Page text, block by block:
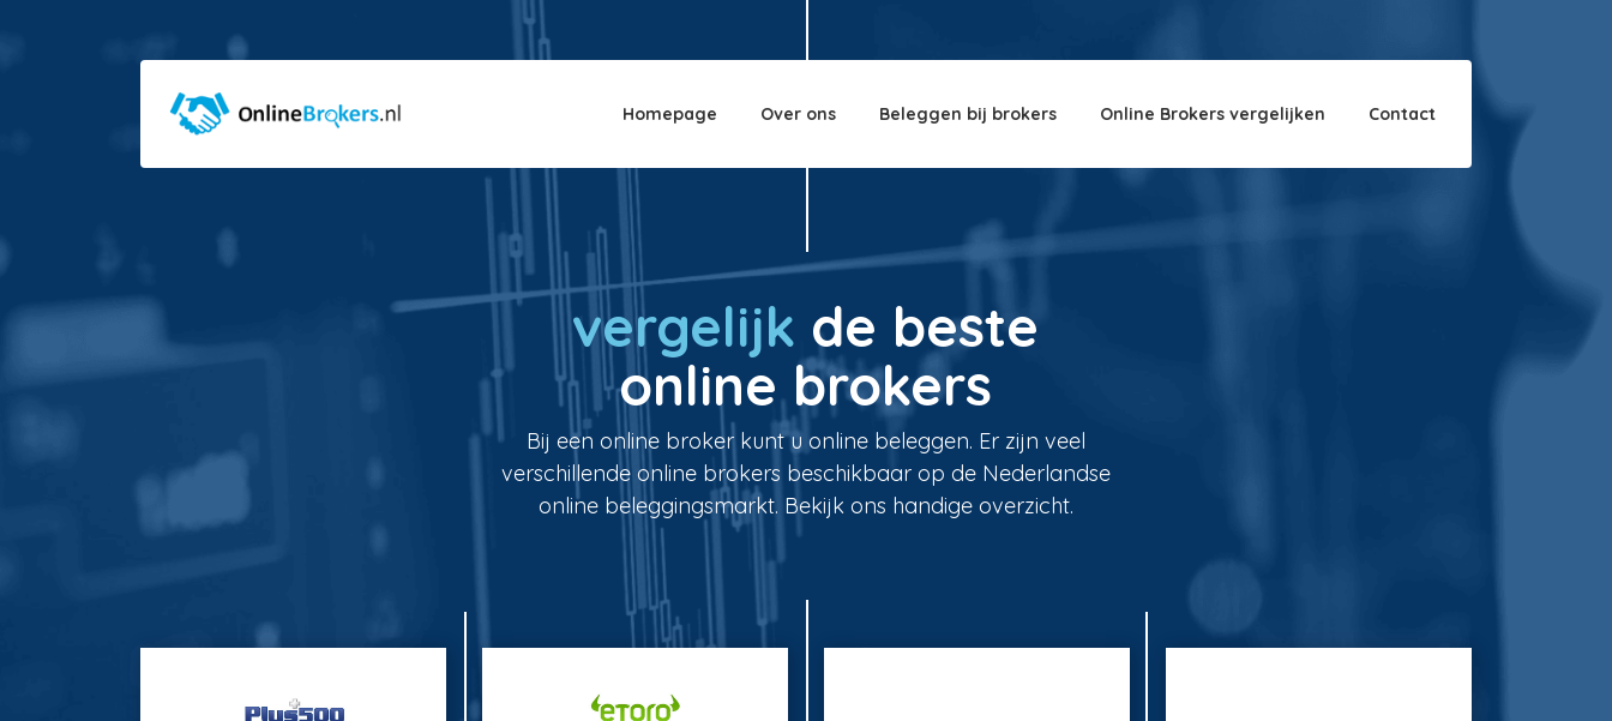
Homepage Over ons Beleggen bij brokers Online Brokers vergelijken Contact
vergelijk de beste
online brokers
Bij een online broker kunt u online beleggen. Er zijn veel
verschillende online brokers beschikbaar op de Nederlandse
online beleggingsmarkt. Bekijk ons handige overzicht.